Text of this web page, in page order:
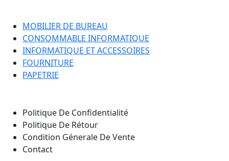
MOBILIER DE BUREAU
CONSOMMABLE INFORMATIQUE
INFORMATIQUE ET ACCESSOIRES
FOURNITURE
PAPETRIE
Politique De Confidentialité
Politique De Rétour
Condition Génerale De Vente
Contact